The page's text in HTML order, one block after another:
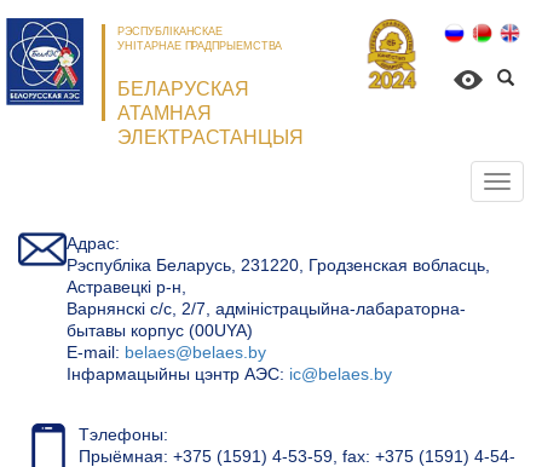
РЭСПУБЛІКАНСКАЕ
УНІТАРНАЕ ПРАДПРЫЕМСТВА
БЕЛАРУСКАЯ
АТАМНАЯ
ЭЛЕКТРАСТАНЦЫЯ
Адрас:
Рэспубліка Беларусь, 231220, Гродзенская вобласць,
Астравецкі р-н,
Варнянскі с/с, 2/7, адміністрацыйна-лабараторна-
бытавы корпус (00UYA)
Е-mail: belaes@belaes.by
Інфармацыйны цэнтр АЭС: ic@belaes.by
Тэлефоны:
Прыёмная: +375 (1591) 4-53-59, fax: +375 (1591) 4-54-